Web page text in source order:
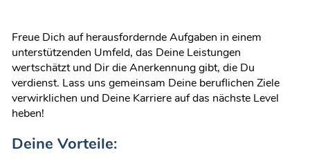
Freue Dich auf herausfordernde Aufgaben in einem
unterstützenden Umfeld, das Deine Leistungen
wertschätzt und Dir die Anerkennung gibt, die Du
verdienst. Lass uns gemeinsam Deine beruflichen Ziele
verwirklichen und Deine Karriere auf das nächste Level
heben!
Deine Vorteile: